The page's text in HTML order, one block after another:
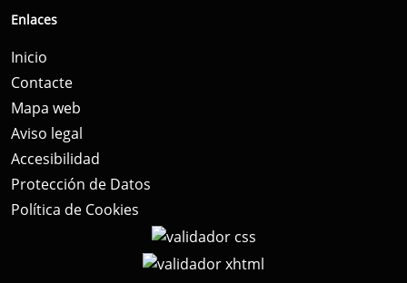
Enlaces
Inicio
Contacte
Mapa web
Aviso legal
Accesibilidad
Protección de Datos
Política de Cookies